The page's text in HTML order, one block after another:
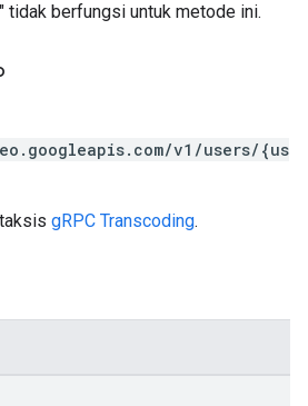
tidak berfungsi untuk metode ini.
v1/users/{us
gRPC Transcoding.